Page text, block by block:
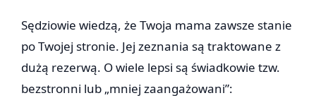
Sędziowie wiedzą, że Twoja mama zawsze stanie
po Twojej stronie. Jej zeznania są traktowane z
dużą rezerwą. O wiele lepsi są świadkowie tzw.
bezstronni lub „mniej zaangażowani”: